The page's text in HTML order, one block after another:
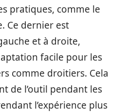
pratiques, comme le
Ce dernier est
et à droite,
facile pour les
comme droitiers. Cela
de l’outil pendant les
l’expérience plus